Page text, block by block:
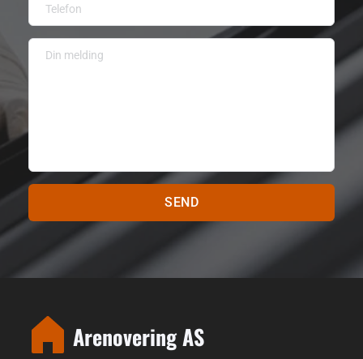
SEND
Arenovering AS